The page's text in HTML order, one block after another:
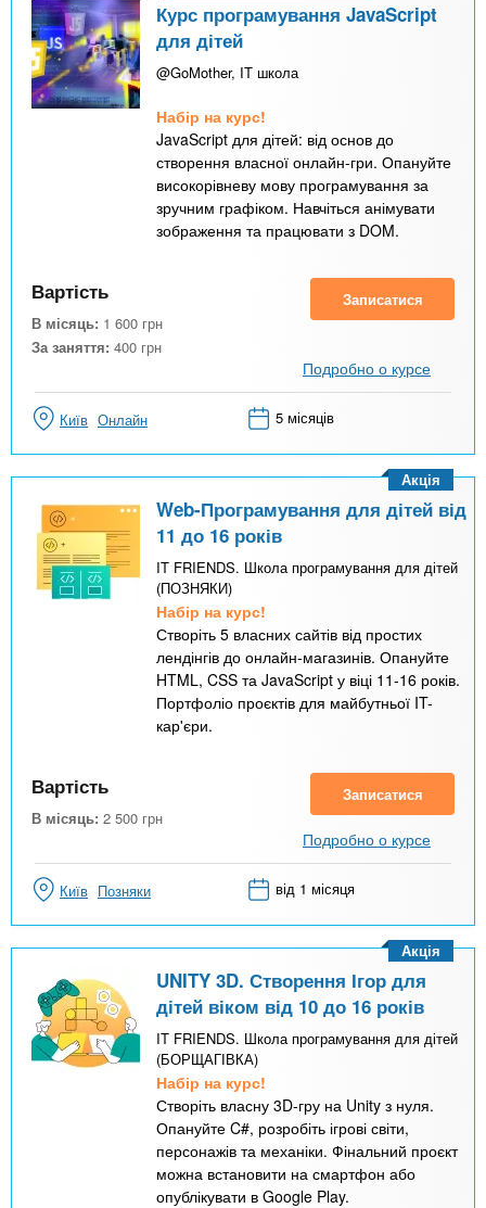
Курс програмування JavaScript
для дітей
@GoMother, IT школа
Набір на курс!
JavaScript для дітей: від основ до
створення власної онлайн-гри. Опануйте
високорівневу мову програмування за
зручним графіком. Навчіться анімувати
зображення та працювати з DOM.
Вартість
В місяць: 1 600 грн
За заняття: 400 грн
Записатися
Подробно о курсе
Київ Онлайн 5 місяців
Web-Програмування для дітей від
11 до 16 років
IT FRIENDS. Школа програмування для дітей
(ПОЗНЯКИ)
Набір на курс!
Створіть 5 власних сайтів від простих
лендінгів до онлайн-магазинів. Опануйте
HTML, CSS та JavaScript у віці 11-16 років.
Портфоліо проєктів для майбутньої IT-
кар'єри.
Акція
Вартість
В місяць: 2 500 грн
Записатися
Подробно о курсе
Київ Позняки від 1 місяця
UNITY 3D. Створення Ігор для
дітей віком від 10 до 16 років
IT FRIENDS. Школа програмування для дітей
(БОРЩАГІВКА)
Набір на курс!
Створіть власну 3D-гру на Unity з нуля.
Опануйте C#, розробіть ігрові світи,
персонажів та механіки. Фінальний проєкт
можна встановити на смартфон або
опублікувати в Google Play.
Акція